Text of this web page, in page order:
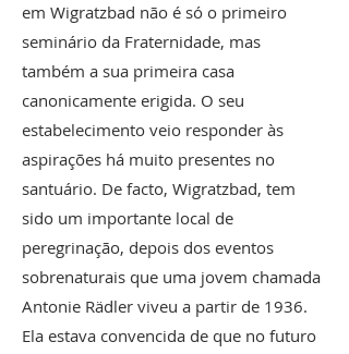
em Wigratzbad não é só o primeiro
seminário da Fraternidade, mas
também a sua primeira casa
canonicamente erigida. O seu
estabelecimento veio responder às
aspirações há muito presentes no
santuário. De facto, Wigratzbad, tem
sido um importante local de
peregrinação, depois dos eventos
sobrenaturais que uma jovem chamada
Antonie Rädler viveu a partir de 1936.
Ela estava convencida de que no futuro